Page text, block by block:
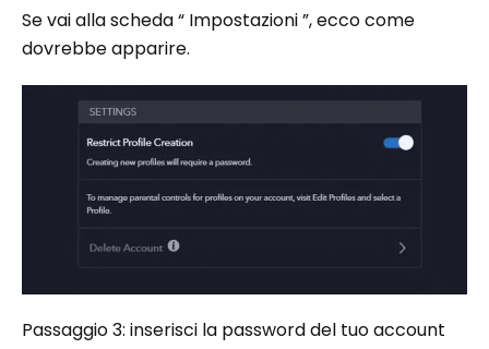
Se vai alla scheda “ Impostazioni ”, ecco come
dovrebbe apparire.
Passaggio 3: inserisci la password del tuo account